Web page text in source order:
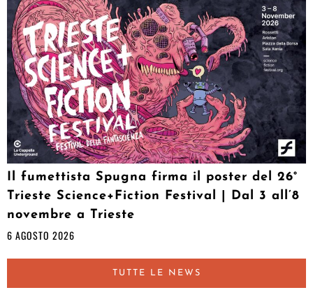
Il fumettista Spugna firma il poster del 26°
Trieste Science+Fiction Festival | Dal 3 all’8
novembre a Trieste
6 AGOSTO 2026
TUTTE LE NEWS